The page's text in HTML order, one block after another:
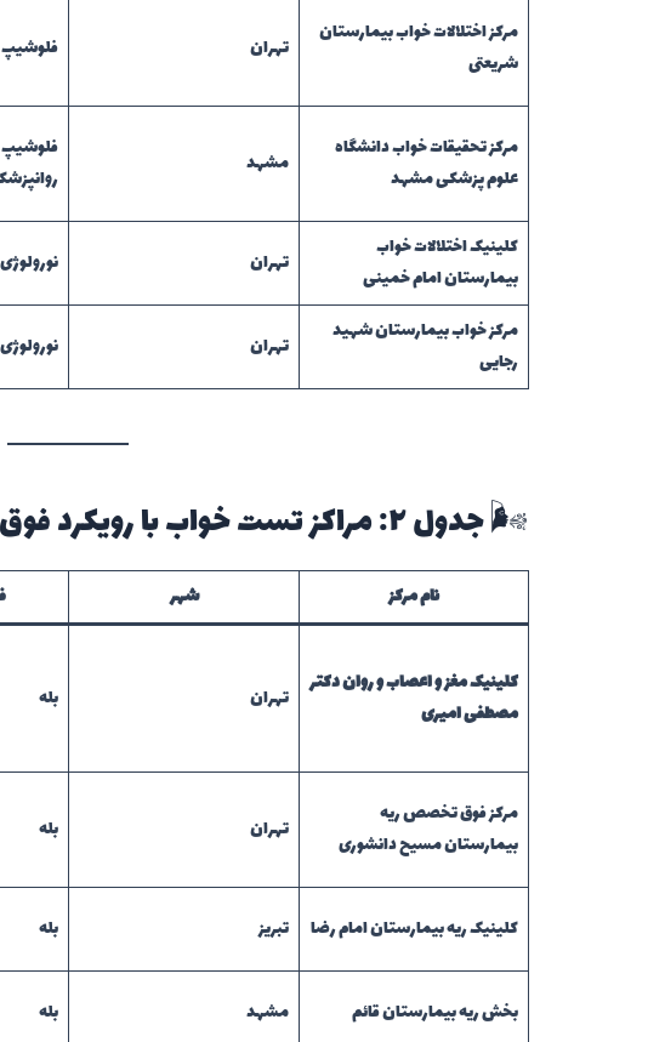
مرکز اختلالات خواب بیمارستان
شریعتی
تهران فلوشیپ
مرکز تحقیقات خواب دانشگاه
علوم پزشکی مشهد
مشهد
فلوشیپ
کلینیک اختلالات خواب
بیمارستان امام خمینی
تهران
مرکز خواب بیمارستان شهید
رجایی
تهران
🌬️ جدول ۲: مراکز تست خواب با رویکرد فوق تخصص ریه (پولمونولوژی)
نام مرکز شهر
کلینیک مغز و اعصاب و روان دکتر
مصطفی امیری
تهران بله
مرکز فوق تخصص ریه
بیمارستان مسیح دانشوری
تهران بله
کلینیک ریه بیمارستان امام رضا تبریز بله
بخش ریه بیمارستان قائم مشهد بله